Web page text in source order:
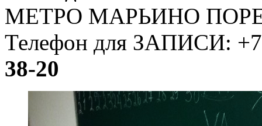
МЕТРО МАРЬИНО
Телефон для ЗАПИСИ:
38-20